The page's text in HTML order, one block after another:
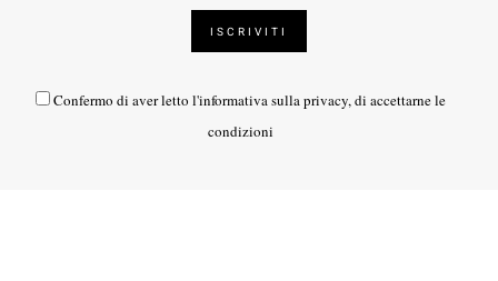
Confermo di aver letto l'informativa sulla privacy, di accettarne le
condizioni